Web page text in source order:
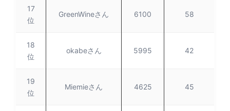
17
位
GreenWineさん 6100 58
18
位
okabeさん 5995 42
19
位
Miemieさん 4625 45